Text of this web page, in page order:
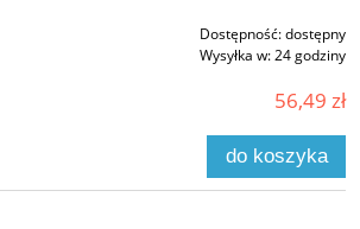
Dostępność:dostępny
Wysyłka w:24 godziny
56,49 zł
do koszyka